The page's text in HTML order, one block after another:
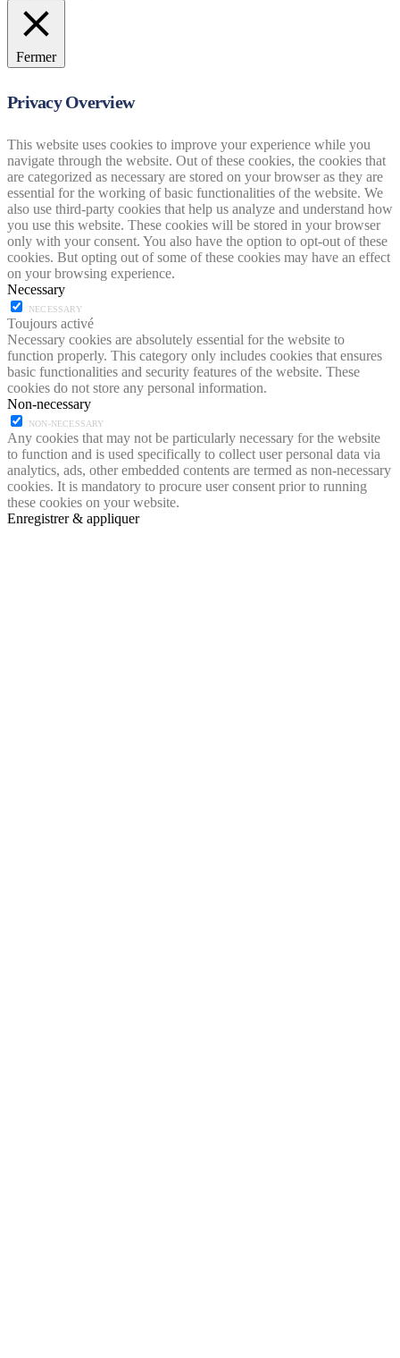
Fermer
Privacy Overview
This website uses cookies to improve your experience while you
navigate through the website. Out of these cookies, the cookies that
are categorized as necessary are stored on your browser as they are
essential for the working of basic functionalities of the website. We
also use third-party cookies that help us analyze and understand how
you use this website. These cookies will be stored in your browser
only with your consent. You also have the option to opt-out of these
cookies. But opting out of some of these cookies may have an effect
on your browsing experience.
Necessary
NECESSARY
Toujours activé
Necessary cookies are absolutely essential for the website to
function properly. This category only includes cookies that ensures
basic functionalities and security features of the website. These
cookies do not store any personal information.
Non-necessary
NON-NECESSARY
Any cookies that may not be particularly necessary for the website
to function and is used specifically to collect user personal data via
analytics, ads, other embedded contents are termed as non-necessary
cookies. It is mandatory to procure user consent prior to running
these cookies on your website.
Enregistrer & appliquer